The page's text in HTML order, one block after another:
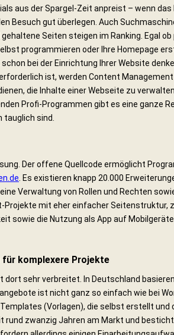
aus der Spargel-Zeit anpreist – wenn
Besuch gut überlegen. Auch
Seiten steigen im Ranking. Egal
programmieren oder Ihre Homepage
bei der Einrichtung Ihrer Website
ist, werden Content
die Inhalte einer Webseite zu
Profi-Programmen gibt es eine ganze
tauglich sind.
Der offene Quellcode ermöglicht
. Es existieren knapp 20.000
Verwaltung von Rollen und Rechten
mit eher einfacher Seitenstruktur,
sowie die Nutzung als App auf
für komplexere Projekte
dort sehr verbreitet. In Deutschland
ist nicht ganz so einfach wie bei
(Vorlagen), die selbst erstellt
rund zwanzig Jahren am Markt und